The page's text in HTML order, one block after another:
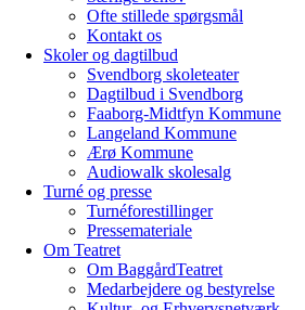
Ofte stillede spørgsmål
Kontakt os
Skoler og dagtilbud
Svendborg skoleteater
Dagtilbud i Svendborg
Faaborg-Midtfyn Kommune
Langeland Kommune
Ærø Kommune
Audiowalk skolesalg
Turné og presse
Turnéforestillinger
Pressemateriale
Om Teatret
Om BaggårdTeatret
Medarbejdere og bestyrelse